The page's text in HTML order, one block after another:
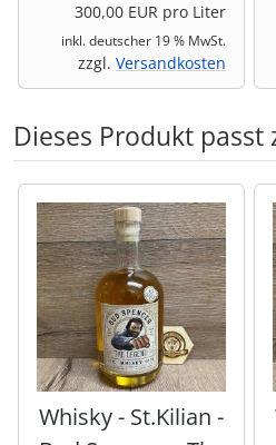
300,00 EUR pro Liter
inkl. deutscher 19 % MwSt.
zzgl. Versandkosten
Dieses Produkt passt
Es folgt ein Produktslider -
Whisky - St.Kilian -